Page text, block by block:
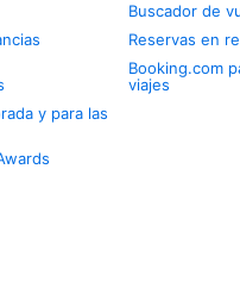
y para las
Buscador de
Reservas en
Booking.com
viajes